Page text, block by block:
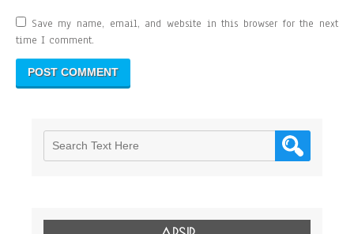
Save my name, email, and website in this browser for the next
time I comment.